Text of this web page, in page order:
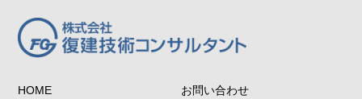
HOME お問い合わせ